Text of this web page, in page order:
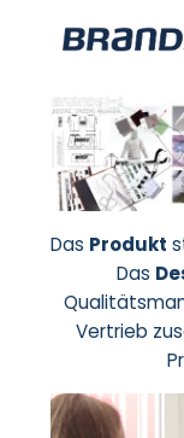
springen
Das Produkt
Das
Vertrieb